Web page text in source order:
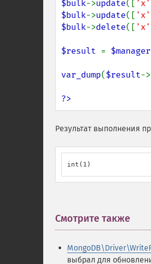
$bulk->update([ 'x'
$bulk->update([ 'x'
$bulk->delete([ 'x'
$result = $manager
var_dump($result->
?>
Результат выполнения
int(1)
Смотрите также
выбрал для